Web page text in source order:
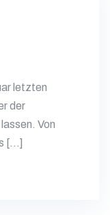
letzten
der
Von
[…]